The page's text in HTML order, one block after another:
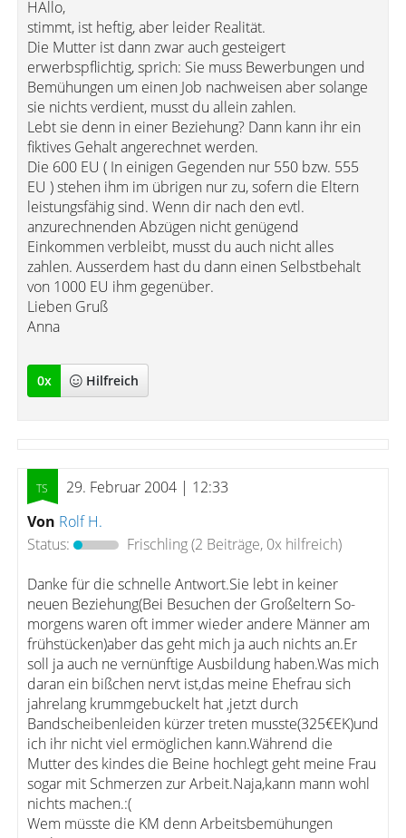
HAllo,
stimmt, ist heftig, aber leider Realität.
Die Mutter ist dann zwar auch gesteigert
erwerbspflichtig, sprich: Sie muss Bewerbungen und
Bemühungen um einen Job nachweisen aber solange
sie nichts verdient, musst du allein zahlen.
Lebt sie denn in einer Beziehung? Dann kann ihr ein
fiktives Gehalt angerechnet werden.
Die 600 EU ( In einigen Gegenden nur 550 bzw. 555
EU ) stehen ihm im übrigen nur zu, sofern die Eltern
leistungsfähig sind. Wenn dir nach den evtl.
anzurechnenden Abzügen nicht genügend
Einkommen verbleibt, musst du auch nicht alles
zahlen. Ausserdem hast du dann einen Selbstbehalt
von 1000 EU ihm gegenüber.
Lieben Gruß
Anna
0x Hilfreich
29. Februar 2004 | 12:33
Von Rolf H.
Status:
Frischling(2 Beiträge, 0x hilfreich)
Danke für die schnelle Antwort.Sie lebt in keiner
neuen Beziehung(Bei Besuchen der Großeltern So-
morgens waren oft immer wieder andere Männer am
frühstücken)aber das geht mich ja auch nichts an.Er
soll ja auch ne vernünftige Ausbildung haben.Was mich
daran ein bißchen nervt ist,das meine Ehefrau sich
jahrelang krummgebuckelt hat ,jetzt durch
Bandscheibenleiden kürzer treten musste(325€EK)und
ich ihr nicht viel ermöglichen kann.Während die
Mutter des kindes die Beine hochlegt geht meine Frau
sogar mit Schmerzen zur Arbeit.Naja,kann mann wohl
nichts machen.:(
Wem müsste die KM denn Arbeitsbemühungen